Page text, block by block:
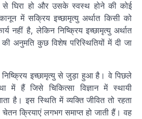
से घिरा हो और उसके स्वस्थ होने की कोई
में सक्रिय इच्छामृत्यु अर्थात किसी को
नहीं है, लेकिन निष्क्रिय इच्छामृत्यु अर्थात
अनुमति कुछ विशेष परिस्थितियों में दी जा
निष्क्रिय इच्छामृत्यु से जुड़ा हुआ है। वे पिछले
में हैं जिसे चिकित्सा विज्ञान में स्थायी
है। इस स्थिति में व्यक्ति जीवित तो रहता
क्रियाएं लगभग समाप्त हो जाती हैं। वह